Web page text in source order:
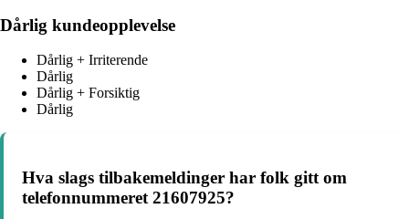
Dårlig kundeopplevelse
Dårlig + Irriterende
Dårlig
Dårlig + Forsiktig
Dårlig
Hva slags tilbakemeldinger har folk gitt om
telefonnummeret 21607925?